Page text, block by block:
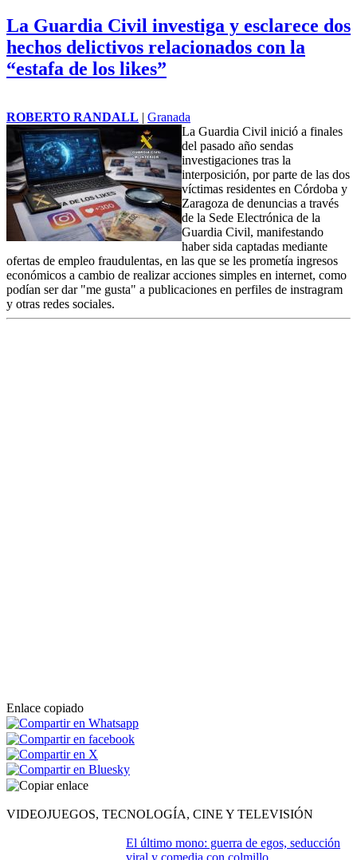
La Guardia Civil investiga y esclarece dos
hechos delictivos relacionados con la
“estafa de los likes”
ROBERTO RANDALL | Granada
La Guardia Civil inició a finales
del pasado año sendas
investigaciones tras la
interposición, por parte de las dos
víctimas residentes en Córdoba y
Zaragoza de denuncias a través
de la Sede Electrónica de la
Guardia Civil, manifestando
haber sida captadas mediante
ofertas de empleo fraudulentas, en las que se les prometía ingresos
económicos a cambio de realizar acciones simples en internet, como
podían ser dar "me gusta" a publicaciones en perfiles de instragram
y otras redes sociales.
Enlace copiado
VIDEOJUEGOS, TECNOLOGÍA, CINE Y TELEVISIÓN
El último mono: guerra de egos, seducción
viral y comedia con colmillo